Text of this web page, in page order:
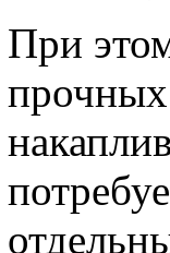
При
прочных